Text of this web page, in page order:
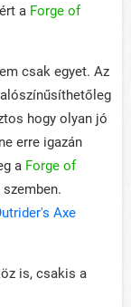
a Forge of
csak egyet. Az
hogy olyan jó
erre igazán
a Forge of
szemben.
Axe
is, csakis a